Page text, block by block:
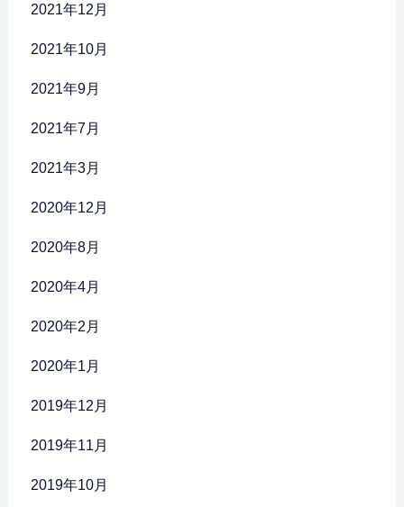
2021年12月
2021年10月
2021年9月
2021年7月
2021年3月
2020年12月
2020年8月
2020年4月
2020年2月
2020年1月
2019年12月
2019年11月
2019年10月